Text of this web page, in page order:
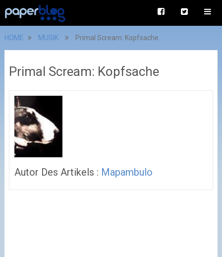
HOME MUSIK Primal Scream: Kopfsache
Primal Scream: Kopfsache
Autor Des Artikels : Mapambulo